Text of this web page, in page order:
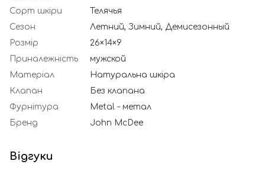
Сорт шкіри
Телячья
Сезон
Летний, Зимний, Демисезонный
Розмір
26×14×9
Приналежність
мужской
Матеріал
Натуральна шкіра
Клапан
Без клапана
Фурнітура
Metal - метал
Бренд
John McDee
Відгуки